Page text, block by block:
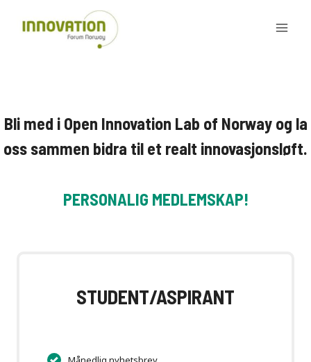
Bli med i Open Innovation Lab of Norway og la
oss sammen bidra til et realt innovasjonsløft.
PERSONALIG MEDLEMSKAP!
STUDENT/ASPIRANT